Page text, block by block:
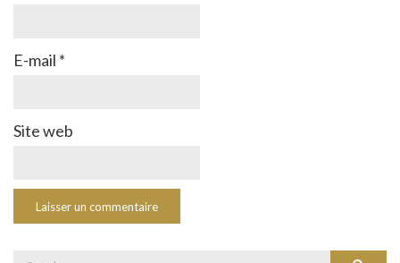
E-mail *
Site web